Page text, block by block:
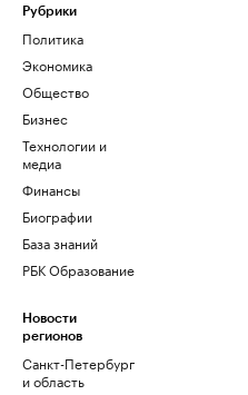
Рубрики
Политика
Экономика
Общество
Бизнес
Технологии и
медиа
Финансы
Биографии
База знаний
РБК Образование
Новости
регионов
Санкт-Петербург
и область